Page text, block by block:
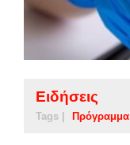
Ειδήσεις
Tags | Πρόγραμμα